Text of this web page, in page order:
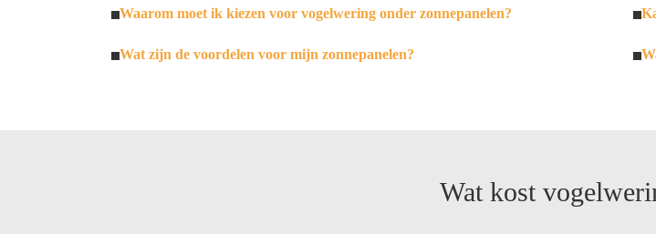
Waarom moet ik kiezen voor vogelwering onder zonnepanelen?
Wat zijn de voordelen voor mijn zonnepanelen?
Wat kost